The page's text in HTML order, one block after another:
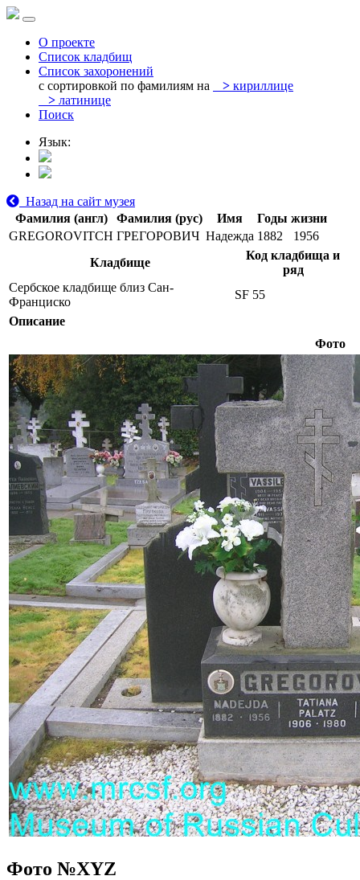
О проекте
Список кладбищ
Список захоронений
с сортировкой по фамилиям на
> кириллице
> латинице
Поиск
Язык:
Назад на сайт музея
Фамилия (англ)
Фамилия (рус) Имя
Годы жизни
GREGOROVITCH ГРЕГОРОВИЧ Надежда 1882
1956
Кладбище
Код кладбища и
ряд
Сербское кладбище близ Сан-
Франциско
SF 55
Описание
Фото
Фото №XYZ